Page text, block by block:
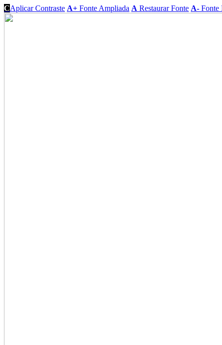
CAplicar Contraste A+ Fonte Ampliada A Restaurar Fonte A- Fonte